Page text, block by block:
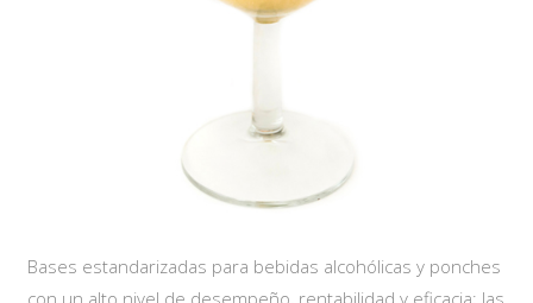
Bases estandarizadas para bebidas alcohólicas y ponches